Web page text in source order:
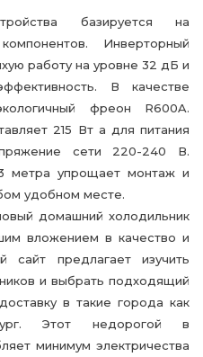
базируется на
Инверторный
работу на уровне 32 дБ и
В качестве
фреон R600A.
215 Вт а для питания
сети 220-240 В.
метра упрощает монтаж и
удобном месте.
домашний холодильник
вложением в качество и
предлагает изучить
и выбрать подходящий
в такие города как
Этот недорогой в
минимум электричества